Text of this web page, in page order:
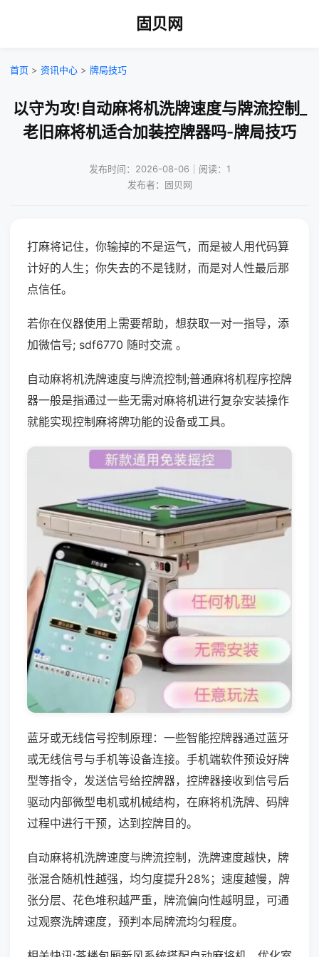
固贝网
首页 > 资讯中心 > 牌局技巧
以守为攻!自动麻将机洗牌速度与牌流控制_
老旧麻将机适合加装控牌器吗-牌局技巧
发布时间：2026-08-06｜阅读：1
发布者：固贝网
打麻将记住，你输掉的不是运气，而是被人用代码算
计好的人生；你失去的不是钱财，而是对人性最后那
点信任。
若你在仪器使用上需要帮助，想获取一对一指导，添
加微信号; sdf6770 随时交流 。
自动麻将机洗牌速度与牌流控制;普通麻将机程序控牌
器一般是指通过一些无需对麻将机进行复杂安装操作
就能实现控制麻将牌功能的设备或工具。
蓝牙或无线信号控制原理：一些智能控牌器通过蓝牙
或无线信号与手机等设备连接。手机端软件预设好牌
型等指令，发送信号给控牌器，控牌器接收到信号后
驱动内部微型电机或机械结构，在麻将机洗牌、码牌
过程中进行干预，达到控牌目的。
自动麻将机洗牌速度与牌流控制，洗牌速度越快，牌
张混合随机性越强，均匀度提升28%；速度越慢，牌
张分层、花色堆积越严重，牌流偏向性越明显，可通
过观察洗牌速度，预判本局牌流均匀程度。